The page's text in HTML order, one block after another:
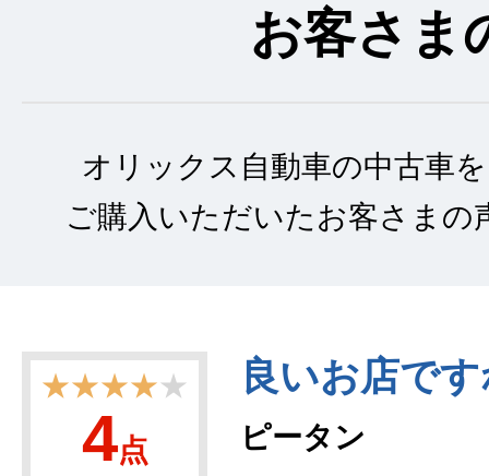
お客さま
オリックス自動車の中古車
ご購入いただいたお客さまの
★★★★★
4点
良いお店で
ピータン